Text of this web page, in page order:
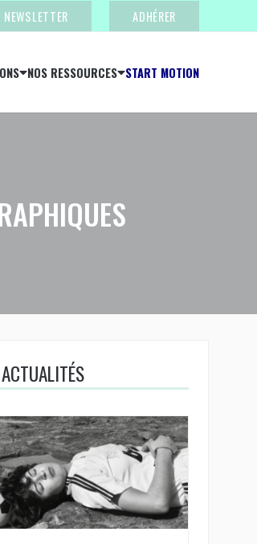
NEWSLETTER ADHÉRER
NOS RESSOURCES START MOTION